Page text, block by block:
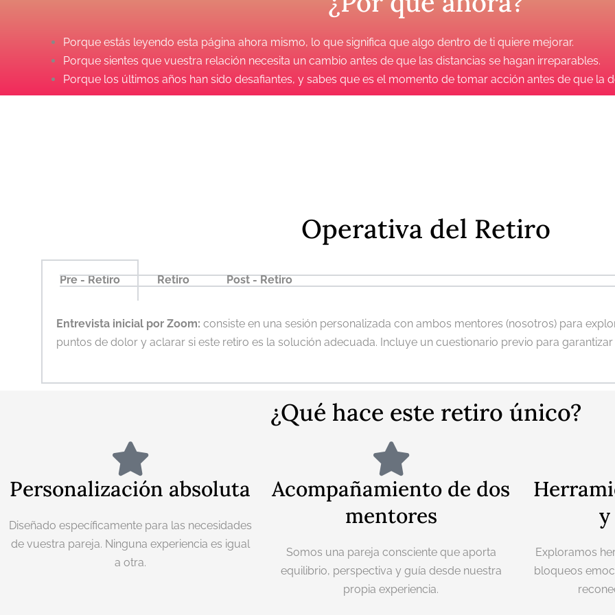
Porque estás leyendo esta página ahora mismo, lo que significa que algo dentro de ti quiere mejorar.
Porque sientes que vuestra relación necesita un cambio antes de que las distancias se hagan irreparables.
Porque los últimos años han sido desafiantes, y sabes que es el momento de tomar acción antes de que la
Operativa del Retiro
Pre - Retiro Retiro Post - Retiro
Entrevista inicial por Zoom: consiste en una sesión personalizada con ambos mentores (nosotros) para
puntos de dolor y aclarar si este retiro es la solución adecuada. Incluye un cuestionario previo para
¿Qué hace este retiro único?
Personalización absoluta
Diseñado específicamente para las necesidades
de vuestra pareja. Ninguna experiencia es igual
a otra.
Acompañamiento de dos
mentores
Somos una pareja consciente que aporta
equilibrio, perspectiva y guía desde nuestra
propia experiencia.
Exploramos
bloqueos